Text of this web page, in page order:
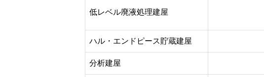
低レベル廃液処理建屋
ハル・エンドピース貯蔵建屋
分析建屋